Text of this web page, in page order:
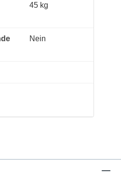
45 kg
Nein